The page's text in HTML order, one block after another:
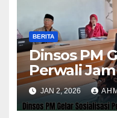
BERITA
Dinsos PM
Perwali
Kinerja
JAN 2, 2026